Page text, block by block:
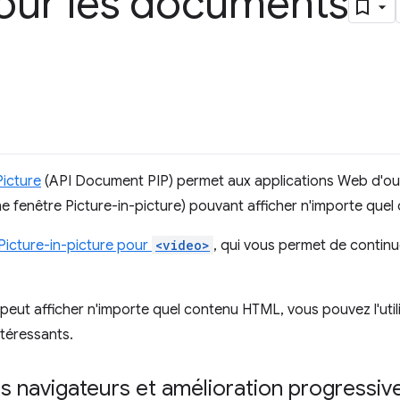
(API Document PIP) permet aux applications Web
fenêtre Picture-in-picture) pouvant afficher n'importe quel
in-picture pour <video> , qui vous permet de
afficher n'importe quel contenu HTML, vous pouvez
navigateurs et amélioration